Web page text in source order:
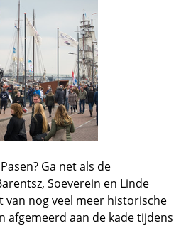
Ga net als de
Soeverein en Linde
van nog veel meer historische
afgemeerd aan de kade tijdens